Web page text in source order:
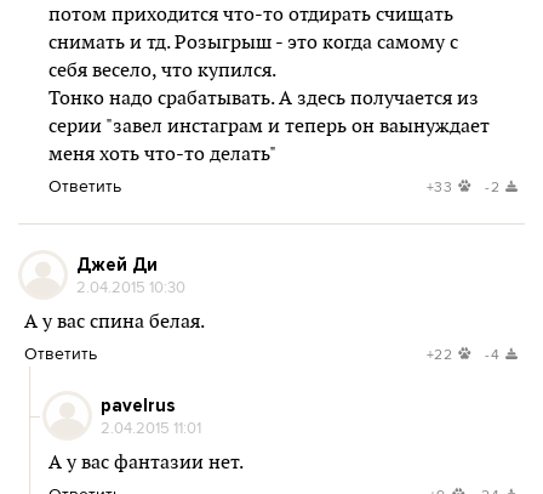
потом приходится что-то отдирать счищать
снимать и тд. Розыгрыш - это когда самому с
себя весело, что купился.
Тонко надо срабатывать. А здесь получается из
серии "завел инстаграм и теперь он ваынуждает
меня хоть что-то делать"
Ответить +33 -2
Джей Ди
2.04.2015 10:30
А у вас спина белая.
Ответить +22 -4
pavelrus
2.04.2015 11:01
А у вас фантазии нет.